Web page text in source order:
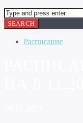
Расписание